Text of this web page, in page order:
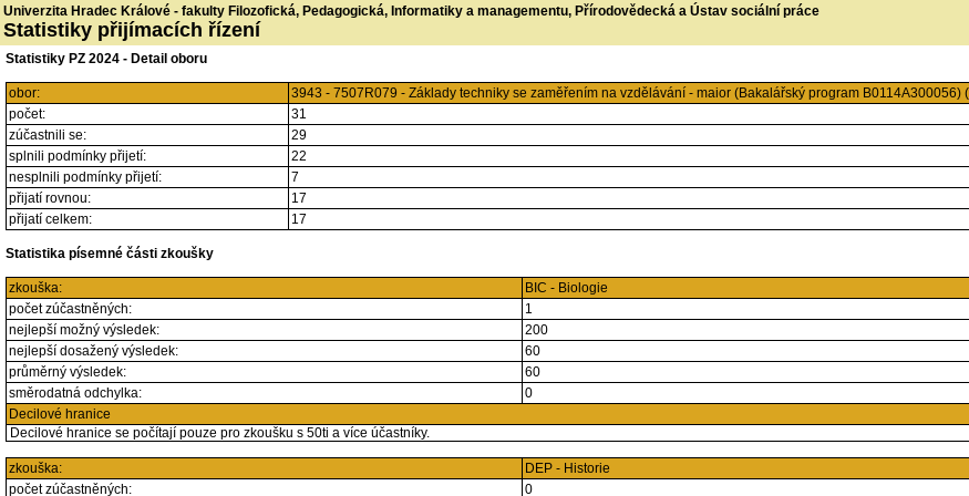
Univerzita Hradec Králové - fakulty Filozofická, Pedagogická, Informatiky a managementu, Přírodovědecká a Ústav sociální práce
Statistiky přijímacích řízení
Statistiky PZ 2024 - Detail oboru
obor:
3943 - 7507R079 - Základy techniky se zaměřením na vzdělávání - maior (Bakalářský program B0114A300056)
počet:
31
zúčastnili se:
29
splnili podmínky přijetí:
22
nesplnili podmínky přijetí:
7
přijatí rovnou:
17
přijatí celkem:
17
Statistika písemné části zkoušky
zkouška:
BIC - Biologie
počet zúčastněných:
1
nejlepší možný výsledek:
200
nejlepší dosažený výsledek:
60
průměrný výsledek:
60
směrodatná odchylka:
0
Decilové hranice
Decilové hranice se počítají pouze pro zkoušku s 50ti a více účastníky.
zkouška:
DEP - Historie
počet zúčastněných:
0